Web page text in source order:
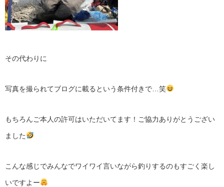
その代わりに
写真を撮られてブログに載るという条件付きで…笑
もちろんご本人の許可はいただいてます！ ご協力ありがとうござい
ました
こんな感じでみんなでワイワイ言いながら釣りするのもすごく楽し
いですよー